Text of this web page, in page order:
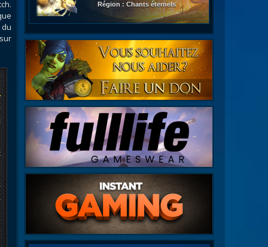
Région : Chants éternels